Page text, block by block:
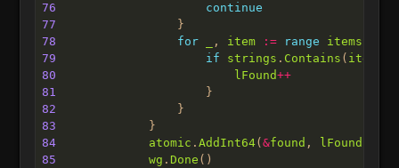
76
continue
77
78
for , item := range items
79
if strings . Contains ( item
80
lFound++
81
82
83
84
atomic . AddInt64( &found , lFound
85
wg . Done